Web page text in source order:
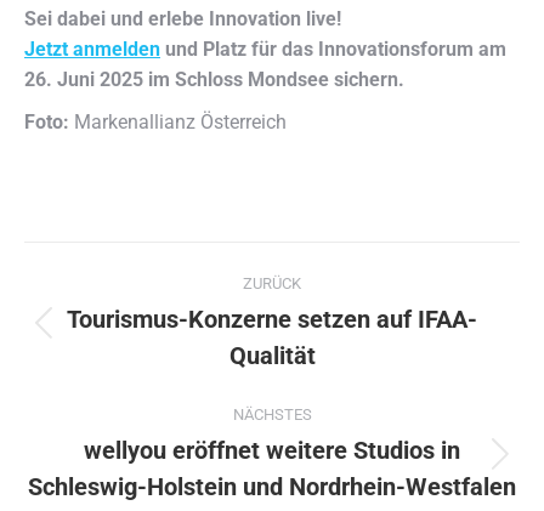
Sei dabei und erlebe Innovation live!
Jetzt anmelden und Platz für das Innovationsforum am
26. Juni 2025 im Schloss Mondsee sichern.
Foto: Markenallianz Österreich
Kommentarnavigation
ZURÜCK
Beitrag:
Tourismus-Konzerne setzen auf IFAA-
Qualität
NÄCHSTES
Beitrag:
wellyou eröffnet weitere Studios in
Schleswig-Holstein und Nordrhein-Westfalen